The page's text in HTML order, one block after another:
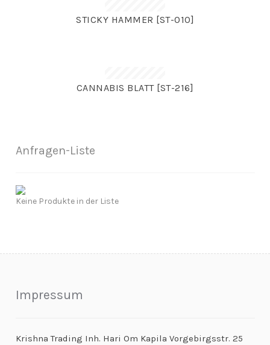
STICKY HAMMER [ST-010]
CANNABIS BLATT [ST-216]
Anfragen-Liste
Keine Produkte in der Liste
Impressum
Krishna Trading Inh. Hari Om Kapila Vorgebirgsstr. 25